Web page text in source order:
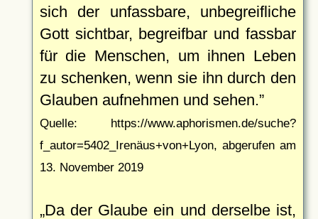
sich der unfassbare, unbegreifliche
Gott sichtbar, begreifbar und fassbar
für die Menschen, um ihnen Leben
zu schenken, wenn sie ihn durch den
Glauben aufnehmen und sehen.
Quelle: https://www.aphorismen.de/suche?
f_autor=5402_Irenäus+von+Lyon, abgerufen am
13. November 2019
Da der Glaube ein und derselbe ist,